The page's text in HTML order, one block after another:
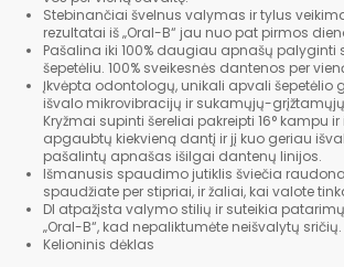
Stebinančiai švelnus valymas ir tylus
rezultatai iš „Oral-B“ jau nuo pat pirmos
Pašalina iki 100% daugiau apnašų palyginti
šepetėliu. 100% sveikesnės dantenos per
Įkvėpta odontologų, unikali apvali šepetėlio
išvalo mikrovibracijų ir sukamųjų-
Kryžmai supinti šereliai pakreipti 16° kampu
apgaubtų kiekvieną dantį ir jį kuo geriau
pašalintų apnašas išilgai dantenų linijos.
Išmanusis spaudimo jutiklis šviečia
spaudžiate per stipriai, ir žaliai, kai valote
DI atpažįsta valymo stilių ir suteikia
„Oral-B“, kad nepaliktumėte neišvalytų sričių.
Kelioninis dėklas